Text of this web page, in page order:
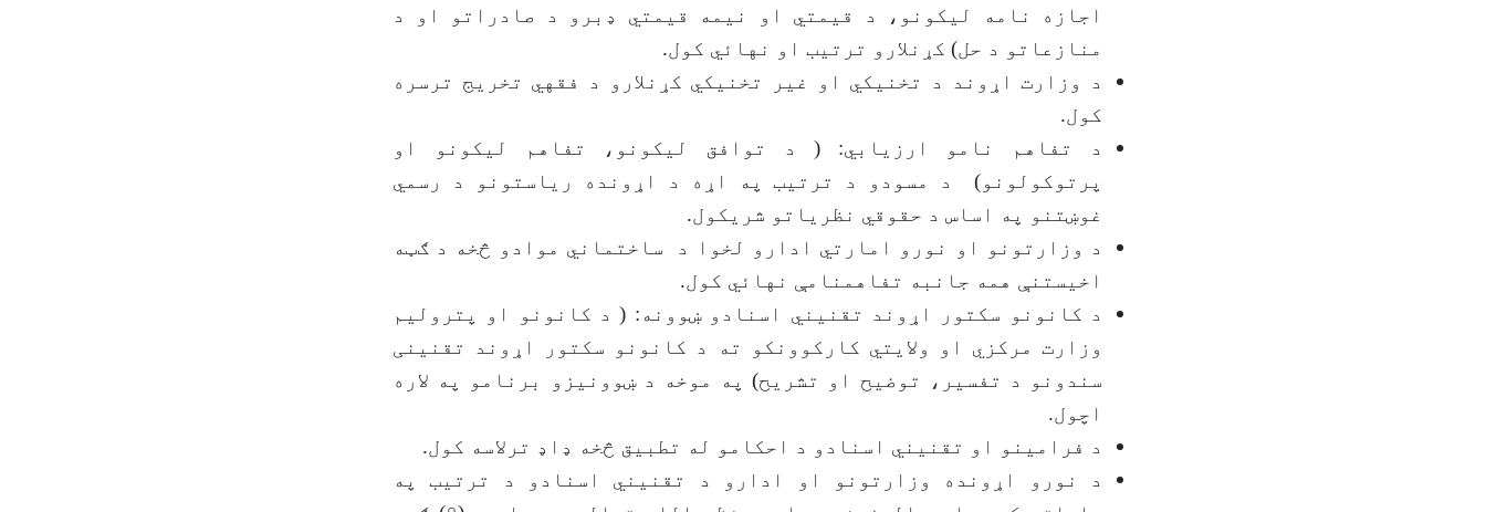
اجازه نامه لیکونو، د قیمتي او نیمه قیمتي ډبرو د صادراتو او د
منازعاتو د حل) کړنلارو ترتیب او نهائي کول.
د وزارت اړوند د تخنیکي او غیر تخنیکي کړنلارو د فقهي تخریج ترسره
کول.
د تفاهم نامو ارزیابي: ( د توافق لیکونو، تفاهم لیکونو او
پرتوکولونو) د مسودو د ترتیب په اړه د اړونده ریاستونو د رسمي
غوښتنو په اساس د حقوقي نظریاتو شریکول.
د وزارتونو او نورو امارتي ادارو لخوا د ساختماني موادو څخه د ګټه
اخیستنې همه جانبه تفاهمنامې نهائي کول.
د کانونو سکتور اړوند تقنیني اسنادو ښوونه: ( د کانونو او پترولیم
وزارت مرکزي او ولایتي کارکوونکو ته د کانونو سکتور اړوند تقنینی
سندونو د تفسیر، توضیح او تشریح) په موخه د ښوونیزو برنامو په لاره
اچول.
د فرامینو او تقنیني اسنادو د احکامو له تطبیق څخه ډاډ ترلاسه کول.
د نورو اړونده وزارتونو او ادارو د تقنیني اسنادو د ترتیب په